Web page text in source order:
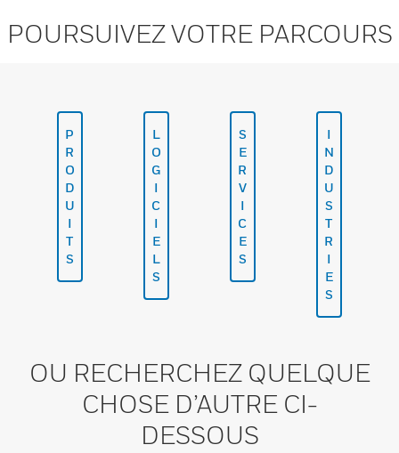
POURSUIVEZ VOTRE PARCOURS
P
R
O
D
U
I
T
S
L
O
G
I
C
I
E
L
S
S
E
R
V
I
C
E
S
I
N
D
U
S
T
R
I
E
S
OU RECHERCHEZ QUELQUE
CHOSE D’AUTRE CI-
DESSOUS